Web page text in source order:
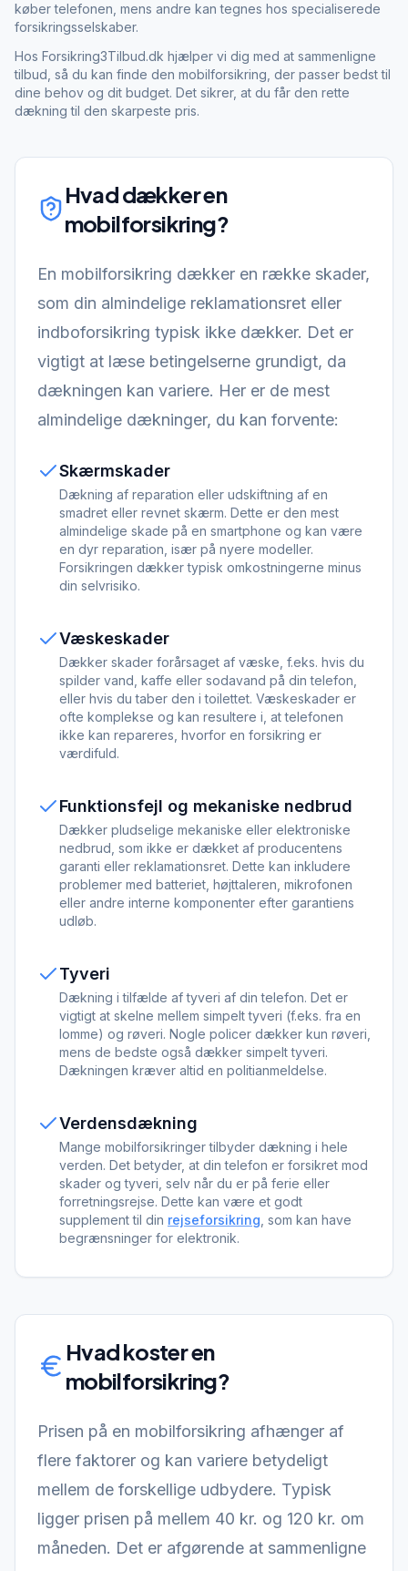
køber telefonen, mens andre kan tegnes hos specialiserede
forsikringsselskaber.
Hos Forsikring3Tilbud.dk hjælper vi dig med at sammenligne
tilbud, så du kan finde den mobilforsikring, der passer bedst til
dine behov og dit budget. Det sikrer, at du får den rette
dækning til den skarpeste pris.
Hvad dækker en
mobilforsikring?
En mobilforsikring dækker en række skader,
som din almindelige reklamationsret eller
indboforsikring typisk ikke dækker. Det er
vigtigt at læse betingelserne grundigt, da
dækningen kan variere. Her er de mest
almindelige dækninger, du kan forvente:
Skærmskader
Dækning af reparation eller udskiftning af en
smadret eller revnet skærm. Dette er den mest
almindelige skade på en smartphone og kan være
en dyr reparation, især på nyere modeller.
Forsikringen dækker typisk omkostningerne minus
din selvrisiko.
Væskeskader
Dækker skader forårsaget af væske, f.eks. hvis du
spilder vand, kaffe eller sodavand på din telefon,
eller hvis du taber den i toilettet. Væskeskader er
ofte komplekse og kan resultere i, at telefonen
ikke kan repareres, hvorfor en forsikring er
værdifuld.
Funktionsfejl og mekaniske nedbrud
Dækker pludselige mekaniske eller elektroniske
nedbrud, som ikke er dækket af producentens
garanti eller reklamationsret. Dette kan inkludere
problemer med batteriet, højttaleren, mikrofonen
eller andre interne komponenter efter garantiens
udløb.
Tyveri
Dækning i tilfælde af tyveri af din telefon. Det er
vigtigt at skelne mellem simpelt tyveri (f.eks. fra en
lomme) og røveri. Nogle policer dækker kun røveri,
mens de bedste også dækker simpelt tyveri.
Dækningen kræver altid en politianmeldelse.
Verdensdækning
Mange mobilforsikringer tilbyder dækning i hele
verden. Det betyder, at din telefon er forsikret mod
skader og tyveri, selv når du er på ferie eller
forretningsrejse. Dette kan være et godt
supplement til din rejseforsikring , som kan have
begrænsninger for elektronik.
Hvad koster en
mobilforsikring?
Prisen på en mobilforsikring afhænger af
flere faktorer og kan variere betydeligt
mellem de forskellige udbydere. Typisk
ligger prisen på mellem 40 kr. og 120 kr. om
måneden. Det er afgørende at sammenligne